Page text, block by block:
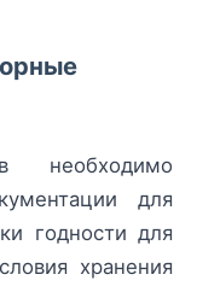
необходимо
для
годности для
хранения